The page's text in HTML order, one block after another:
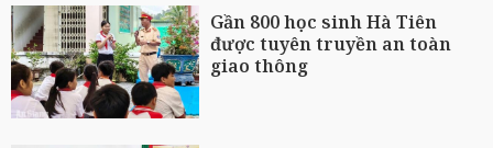
Gần 800 học sinh Hà Tiên
được tuyên truyền an toàn
giao thông